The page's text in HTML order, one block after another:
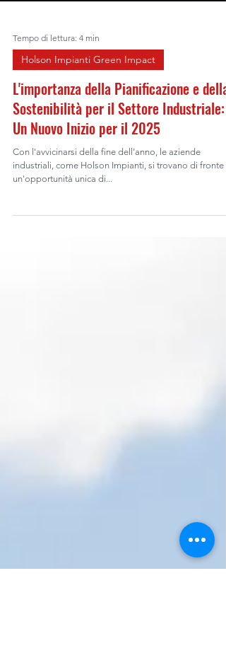
Tempo di lettura: 4 min
Holson Impianti Green Impact
L'importanza della Pianificazione e della
Sostenibilità per il Settore Industriale:
Un Nuovo Inizio per il 2025
Con l'avvicinarsi della fine dell'anno, le aziende